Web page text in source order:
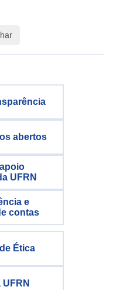
abertos
UFRN
e
contas
Ética